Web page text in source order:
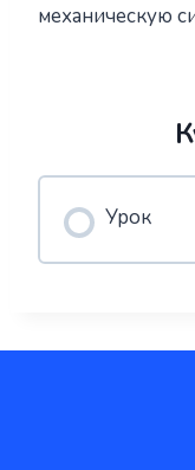
механическую
Урок